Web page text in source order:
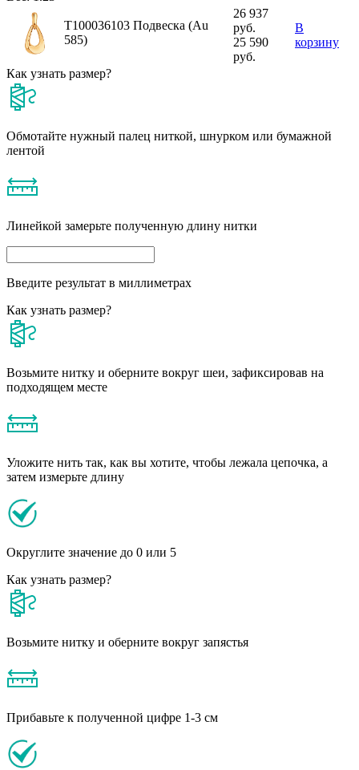
Т100036103 Подвеска (Au
585)
26 937
руб.
25 590
руб.
В
корзину
Как узнать размер?
Обмотайте нужный палец ниткой, шнурком или бумажной
лентой
Линейкой замерьте полученную длину нитки
Введите результат в миллиметрах
Как узнать размер?
Возьмите нитку и оберните вокруг шеи, зафиксировав на
подходящем месте
Уложите нить так, как вы хотите, чтобы лежала цепочка, а
затем измерьте длину
Округлите значение до 0 или 5
Как узнать размер?
Возьмите нитку и оберните вокруг запястья
Прибавьте к полученной цифре 1-3 см